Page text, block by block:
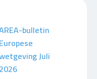
bulletin
Europese
Juli
2026